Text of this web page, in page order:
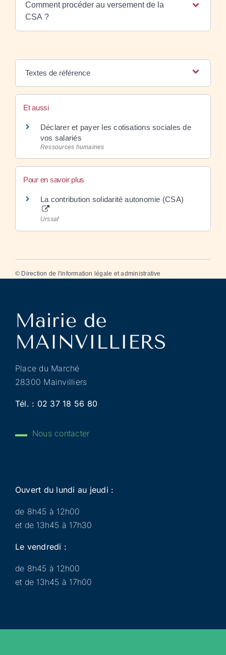
Comment procéder au versement de la
CSA ?
Textes de référence
Et aussi
Déclarer et payer les cotisations sociales de
vos salariés
Ressources humaines
Pour en savoir plus
La contribution solidarité autonomie (CSA)
Urssaf
© Direction de l'information légale et administrative
Place du Marché
28300 Mainvilliers
Tél. : 02 37 18 56 80
Nous contacter
Ouvert du lundi au jeudi :
de 8h45 à 12h00
et de 13h45 à 17h30
Le vendredi :
de 8h45 à 12h00
et de 13h45 à 17h00